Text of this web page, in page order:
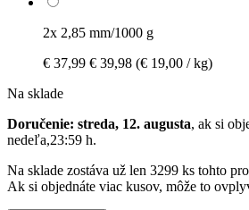
2x 2,85 mm/1000 g
€ 37,99 € 39,98 (€ 19,00 / kg)
Na sklade
Doručenie: streda, 12. augusta, ak si
nedeľa,23:59 h.
Na sklade zostáva už len 3299 ks tohto
Ak si objednáte viac kusov, môže to